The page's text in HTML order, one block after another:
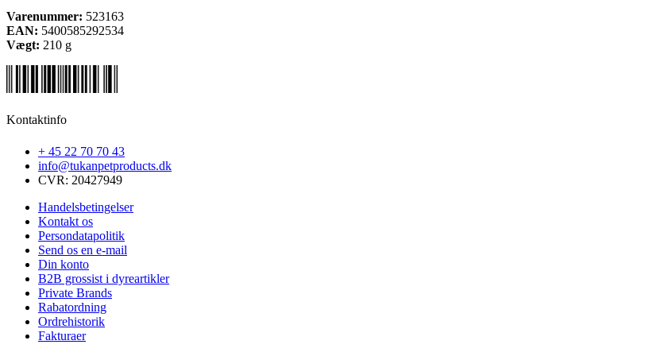
Varenummer: 523163
EAN: 5400585292534
Vægt: 210 g
Kontaktinfo
+ 45 22 70 70 43
info@tukanpetproducts.dk
CVR: 20427949
Handelsbetingelser
Kontakt os
Persondatapolitik
Send os en e-mail
Din konto
B2B grossist i dyreartikler
Private Brands
Rabatordning
Ordrehistorik
Fakturaer